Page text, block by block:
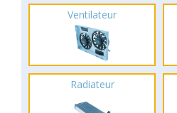
Ventilateur
Radiateur